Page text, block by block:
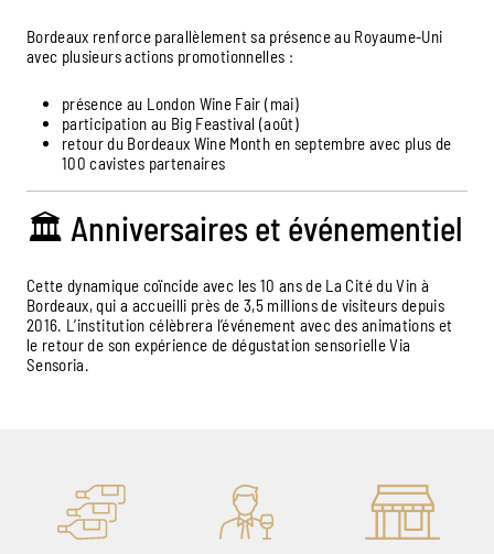
Bordeaux renforce parallèlement sa présence au Royaume-Uni
avec plusieurs actions promotionnelles :
présence au London Wine Fair (mai)
participation au Big Feastival (août)
retour du Bordeaux Wine Month en septembre avec plus de
100 cavistes partenaires
🏛️ Anniversaires et événementiel
Cette dynamique coïncide avec les 10 ans de La Cité du Vin à
Bordeaux, qui a accueilli près de 3,5 millions de visiteurs depuis
2016. L’institution célèbrera l’événement avec des animations et
le retour de son expérience de dégustation sensorielle Via
Sensoria.